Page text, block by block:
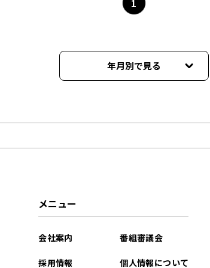
1
年月別で見る
2026年04月
2026年03月
メニュー
会社案内
採用情報
番組審議会
個人情報について